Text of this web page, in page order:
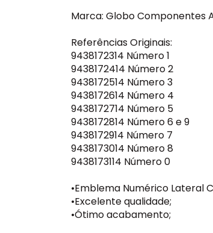
Marca: Globo Componentes
Referências Originais:
9438172314 Número 1
9438172414 Número 2
9438172514 Número 3
9438172614 Número 4
9438172714 Número 5
9438172814 Número 6 e 9
9438172914 Número 7
9438173014 Número 8
9438173114 Número 0
•Emblema Numérico Lateral
•Excelente qualidade;
•Ótimo acabamento;